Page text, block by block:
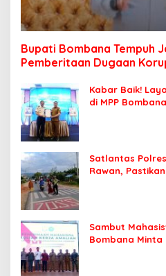
Bupati Bombana Tempuh
Pemberitaan Dugaan
Kabar Baik!
di MPP
Satlantas
Rawan,
Sambut
Bombana Minta